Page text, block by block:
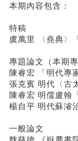
本期內容包含：
特稿
虞萬里 〈堯典〉
專題論文（本期
陳睿宏 「明代專
張克賓 明代〈古
陳睿宏 明儒盧翰
楊自平 明代蘇濬
一般論文